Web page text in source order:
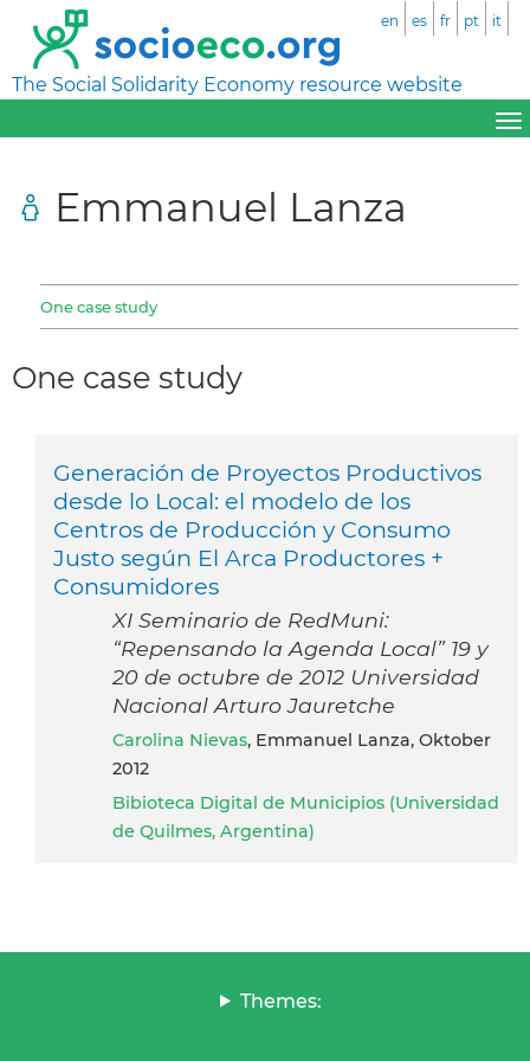
The Social Solidarity Economy resource website
en es fr pt it
Emmanuel Lanza
One case study
One case study
Generación de Proyectos Productivos
desde lo Local: el modelo de los
Centros de Producción y Consumo
Justo según El Arca Productores +
Consumidores
XI Seminario de RedMuni:
“Repensando la Agenda Local” 19 y
20 de octubre de 2012 Universidad
Nacional Arturo Jauretche
Carolina Nievas, Emmanuel Lanza, Oktober
2012
Bibioteca Digital de Municipios (Universidad
de Quilmes, Argentina)
Themes: